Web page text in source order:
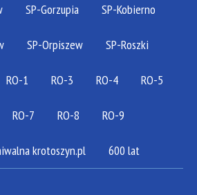
SP-Gorzupia SP-Kobierno
SP-Orpiszew SP-Roszki
RO-1 RO-3 RO-4 RO-5
RO-7 RO-8 RO-9
krotoszyn.pl 600 lat